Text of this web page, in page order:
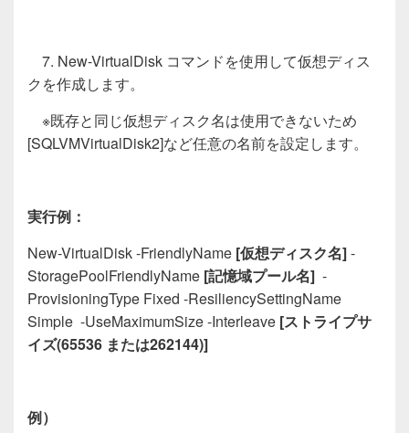
7. New-VirtualDisk コマンドを使用して仮想ディス
クを作成します。
※既存と同じ仮想ディスク名は使用できないため
[SQLVMVirtualDisk2]など任意の名前を設定します。
実行例：
New-VirtualDisk -FriendlyName [仮想ディスク名]-
StoragePoolFriendlyName [記憶域プール名] -
ProvisioningType Fixed -ResiliencySettingName
Simple -UseMaximumSize -Interleave [ストライプサ
イズ(65536 または262144)]
例）